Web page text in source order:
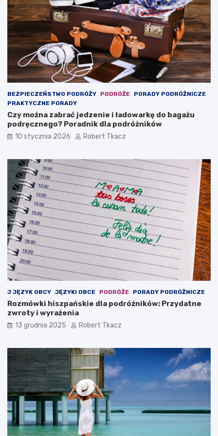
o
r
a
d
n
i
k
l
p
o
d
r
ó
i
k
ó
w
z
o
b
a
c
z
y
i
w
i
e
d
z
BEZPIECZEŃSTWO PODRÓŻY PODRÓŻE
PORADY PODRÓŻNICZE
PRAKTYCZNE PORADY
Czy można zabrać jedzenie i ładowarkę do bagażu
podręcznego? Poradnik dla podróżników
10 stycznia 2026 Robert Tkacz
J JĘZYK OBCY JĘZYKI OBCE PODRÓŻE PORADY PODRÓŻNICZE
Rozmówki hiszpańskie dla podróżników: Przydatne
zwroty i wyrażenia
13 grudnia 2025 Robert Tkacz